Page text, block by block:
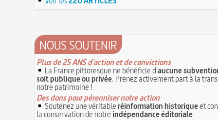
NOUS SOUTENIR
Plus de 25 ANS d'action et de convictions
La France pittoresque ne bénéficie d'aucune
soit publique ou privée. Prenez activement part à la
notre patrimoine !
Des dons pour pérenniser notre action
Soutenez une véritableréinformation historiqueet
la conservation de notre indépendance éditoriale